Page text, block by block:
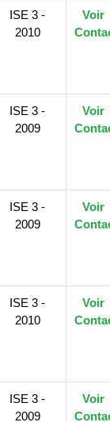
ISE 3 -
2010
Voir
ISE 3 -
2009
Voir
ISE 3 -
2009
Voir
ISE 3 -
2010
Voir
ISE 3 -
2009
Voir